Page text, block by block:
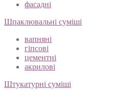
фасадні
Шпаклювальні суміші
вапняні
гіпсові
цементні
акрилові
Штукатурні суміші